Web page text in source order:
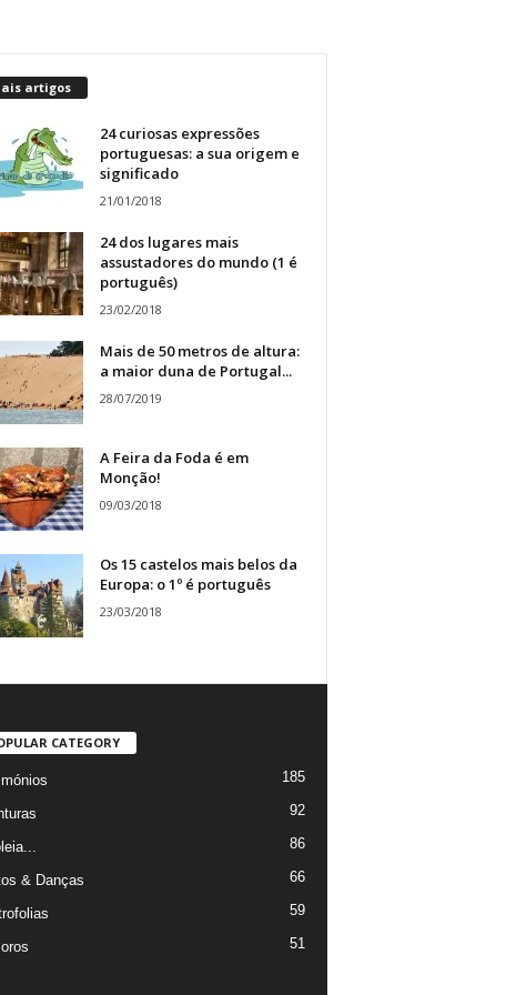
artigos
24 curiosas expressões
portuguesas: a sua origem e
significado
21/01/2018
24 dos lugares mais
assustadores do mundo (1 é
português)
23/02/2018
Mais de 50 metros de altura:
a maior duna de Portugal...
28/07/2019
A Feira da Foda é em
Monção!
09/03/2018
Os 15 castelos mais belos da
Europa: o 1º é português
23/03/2018
CATEGORY
185
92
86
& Danças 66
59
51